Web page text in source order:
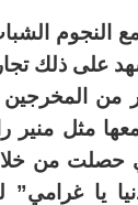
النجوم
على ذلك
من
مثل
حصلت من
يا